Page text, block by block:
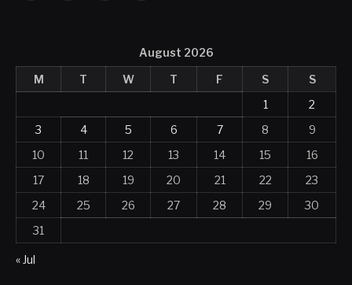
August 2026
M
T W T F S
S
1
2
3
4 5 6 7 8
9
10
11 12 13 14 15
16
17
18 19 20 21 22
23
24
25 26 27 28 29
30
31
« Jul